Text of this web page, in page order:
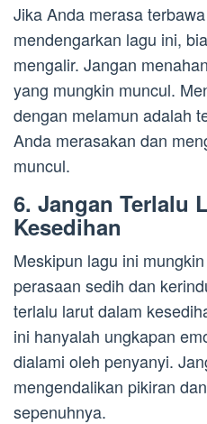
Jika Anda merasa
mendengarkan lagu ini,
mengalir. Jangan
yang mungkin muncul.
dengan melamun adalah
Anda merasakan dan
muncul.
6. Jangan Terlalu
Kesedihan
Meskipun lagu ini
perasaan sedih dan
terlalu larut dalam
ini hanyalah ungkapan
dialami oleh penyanyi.
mengendalikan pikiran
sepenuhnya.